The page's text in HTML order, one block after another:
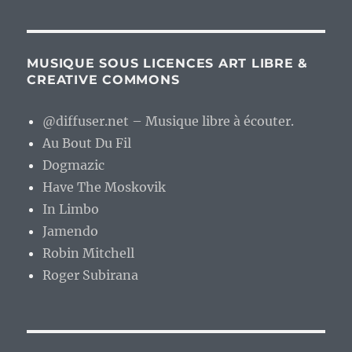
MUSIQUE SOUS LICENCES ART LIBRE &
CREATIVE COMMONS
@diffuser.net – Musique libre à écouter.
Au Bout Du Fil
Dogmazic
Have The Moskovik
In Limbo
Jamendo
Robin Mitchell
Roger Subirana